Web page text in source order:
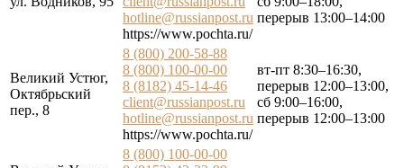
hotline@russianpost.ru
https://www.pochta.ru/
перерыв 13:00–14:00
Великий Устюг,
Октябрьский
пер., 8
8 (800) 200-58-88
8 (800) 100-00-00
8 (8182) 45-14-46
client@russianpost.ru
hotline@russianpost.ru
https://www.pochta.ru/
вт-пт 8:30–16:30,
перерыв 12:00–13:00,
сб 9:00–16:00,
перерыв 12:00–13:00
8 (800) 100-00-00